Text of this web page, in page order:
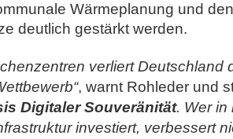
Wärmeplanung und
deutlich gestärkt werden.
verliert Deutschland
, warnt Rohleder und
Digitaler Souveränität. Wer in
investiert, verbessert